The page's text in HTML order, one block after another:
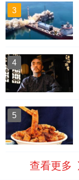
3
4
5
查看更多